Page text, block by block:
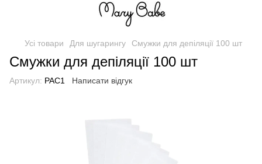
Усі товари Для шугарингу Смужки для депіляції 100 шт
Смужки для депіляції 100 шт
Артикул: РАС1 Написати відгук